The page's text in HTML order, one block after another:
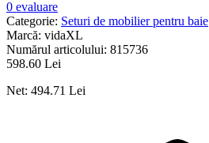
0 evaluare
Categorie: Seturi de mobilier pentru baie
Marcă: vidaXL
Numărul articolului: 815736
598.60 Lei
Net: 494.71 Lei